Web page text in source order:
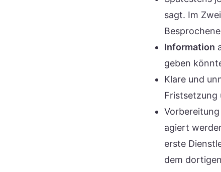
sagt. Im
Information
geben
Klare und
Fristsetzung
Vorbereitung
agiert
erste
dem